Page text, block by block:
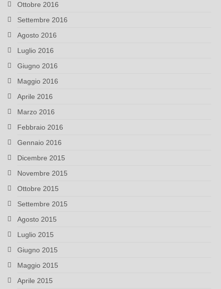
Ottobre 2016
Settembre 2016
Agosto 2016
Luglio 2016
Giugno 2016
Maggio 2016
Aprile 2016
Marzo 2016
Febbraio 2016
Gennaio 2016
Dicembre 2015
Novembre 2015
Ottobre 2015
Settembre 2015
Agosto 2015
Luglio 2015
Giugno 2015
Maggio 2015
Aprile 2015